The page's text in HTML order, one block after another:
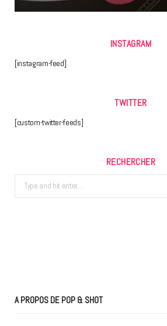
INSTAGRAM
[instagram-feed]
TWITTER
[custom-twitter-feeds]
RECHERCHER
Search
for:
A PROPOS DE POP & SHOT